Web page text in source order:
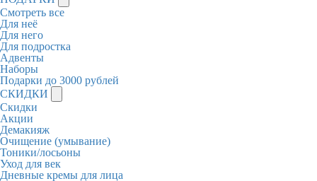
Смотреть все
Для неё
Для него
Для подростка
Адвенты
Наборы
Подарки до 3000 рублей
СКИДКИ
Скидки
Акции
Демакияж
Очищение (умывание)
Тоники/лосьоны
Уход для век
Дневные кремы для лица